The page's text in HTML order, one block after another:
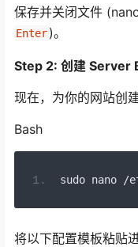
保存并关闭文件
Enter)。
Step 2: 创建 Server
现在，为你的网站创
Bash
sudo nano /
将以下配置模板粘贴